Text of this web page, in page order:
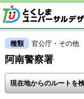
種類 官公庁・その他
阿南警察署
現在地からのルートを